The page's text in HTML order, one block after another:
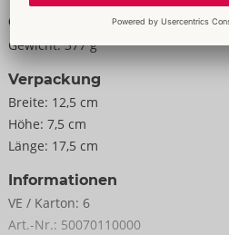
Größe
Gewicht: 377 g
Verpackung
Breite: 12,5 cm
Höhe: 7,5 cm
Länge: 17,5 cm
Informationen
VE / Karton: 6
Art.-Nr.: 50070110000